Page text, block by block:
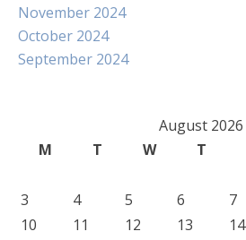
November 2024
October 2024
September 2024
August 2026
M
T W T
3
4 5 6 7
10
11 12 13 14